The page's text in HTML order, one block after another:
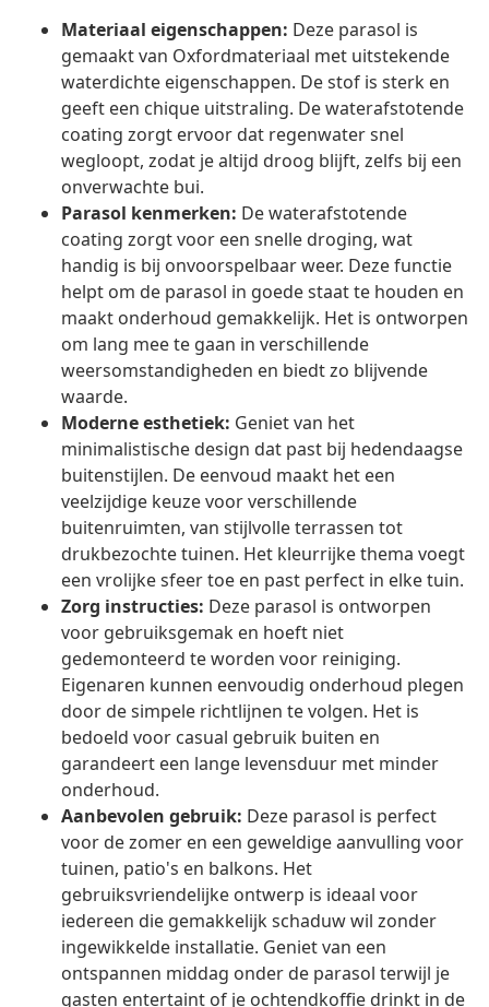
Materiaal eigenschappen: Deze parasol is
gemaakt van Oxfordmateriaal met uitstekende
waterdichte eigenschappen. De stof is sterk en
geeft een chique uitstraling. De waterafstotende
coating zorgt ervoor dat regenwater snel
wegloopt, zodat je altijd droog blijft, zelfs bij een
onverwachte bui.
Parasol kenmerken: De waterafstotende
coating zorgt voor een snelle droging, wat
handig is bij onvoorspelbaar weer. Deze functie
helpt om de parasol in goede staat te houden en
maakt onderhoud gemakkelijk. Het is ontworpen
om lang mee te gaan in verschillende
weersomstandigheden en biedt zo blijvende
waarde.
Moderne esthetiek: Geniet van het
minimalistische design dat past bij hedendaagse
buitenstijlen. De eenvoud maakt het een
veelzijdige keuze voor verschillende
buitenruimten, van stijlvolle terrassen tot
drukbezochte tuinen. Het kleurrijke thema voegt
een vrolijke sfeer toe en past perfect in elke tuin.
Zorg instructies: Deze parasol is ontworpen
voor gebruiksgemak en hoeft niet
gedemonteerd te worden voor reiniging.
Eigenaren kunnen eenvoudig onderhoud plegen
door de simpele richtlijnen te volgen. Het is
bedoeld voor casual gebruik buiten en
garandeert een lange levensduur met minder
onderhoud.
Aanbevolen gebruik: Deze parasol is perfect
voor de zomer en een geweldige aanvulling voor
tuinen, patio's en balkons. Het
gebruiksvriendelijke ontwerp is ideaal voor
iedereen die gemakkelijk schaduw wil zonder
ingewikkelde installatie. Geniet van een
ontspannen middag onder de parasol terwijl je
gasten entertaint of je ochtendkoffie drinkt in de